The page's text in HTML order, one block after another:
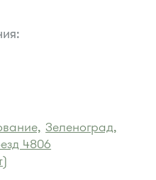
Зеленоград,
4806